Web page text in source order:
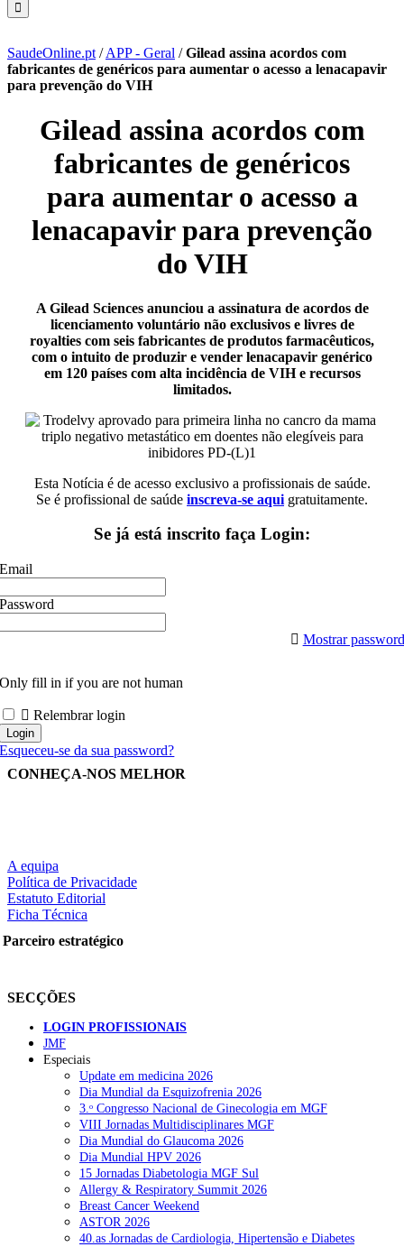
SaudeOnline.pt /APP - Geral /Gilead assina acordos com
fabricantes de genéricos para aumentar o acesso a lenacapavir
para prevenção do VIH
Gilead assina acordos com
fabricantes de genéricos
para aumentar o acesso a
lenacapavir para prevenção
do VIH
A Gilead Sciences anunciou a assinatura de acordos de
licenciamento voluntário não exclusivos e livres de
royalties com seis fabricantes de produtos farmacêuticos,
com o intuito de produzir e vender lenacapavir genérico
em 120 países com alta incidência de VIH e recursos
limitados.
Esta Notícia é de acesso exclusivo a profissionais de saúde.
Se é profissional de saúde inscreva-se aqui gratuitamente.
Se já está inscrito faça Login:
Email
Password
Mostrar password
Only fill in if you are not human
Relembrar login
Esqueceu-se da sua password?
CONHEÇA-NOS MELHOR
A equipa
Política de Privacidade
Estatuto Editorial
Ficha Técnica
Parceiro estratégico
SECÇÕES
LOGIN PROFISSIONAIS
JMF
Especiais
Update em medicina 2026
Dia Mundial da Esquizofrenia 2026
3.ᵒ Congresso Nacional de Ginecologia em MGF
VIII Jornadas Multidisciplinares MGF
Dia Mundial do Glaucoma 2026
Dia Mundial HPV 2026
15 Jornadas Diabetologia MGF Sul
Allergy & Respiratory Summit 2026
Breast Cancer Weekend
ASTOR 2026
40.as Jornadas de Cardiologia, Hipertensão e Diabetes